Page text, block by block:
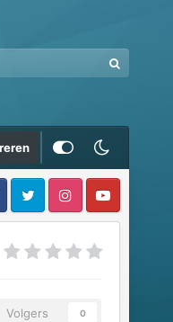
Volgers 0